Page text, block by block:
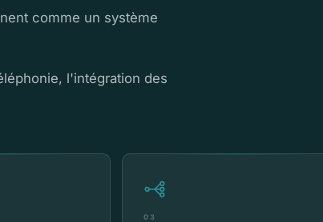
comme un système
l'intégration des
03